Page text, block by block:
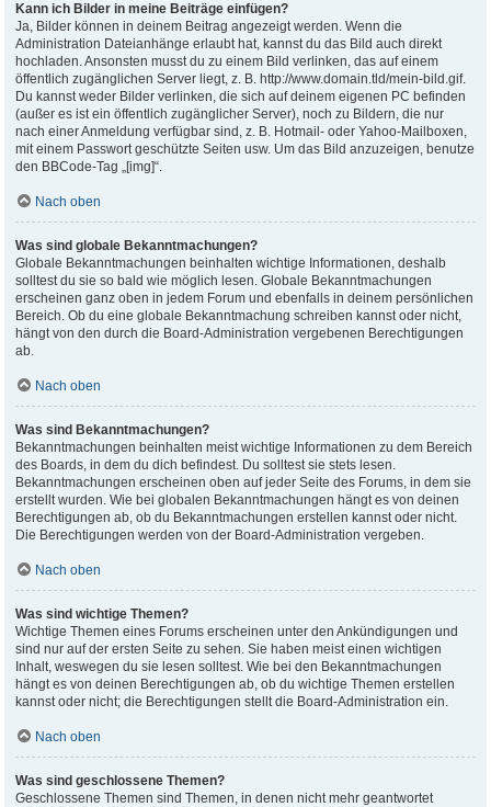
Kann ich Bilder in meine Beiträge einfügen?
Ja, Bilder können in deinem Beitrag angezeigt werden. Wenn die
Administration Dateianhänge erlaubt hat, kannst du das Bild auch direkt
hochladen. Ansonsten musst du zu einem Bild verlinken, das auf einem
öffentlich zugänglichen Server liegt, z. B. http://www.domain.tld/mein-bild.gif.
Du kannst weder Bilder verlinken, die sich auf deinem eigenen PC befinden
(außer es ist ein öffentlich zugänglicher Server), noch zu Bildern, die nur
nach einer Anmeldung verfügbar sind, z. B. Hotmail- oder Yahoo-Mailboxen,
mit einem Passwort geschützte Seiten usw. Um das Bild anzuzeigen, benutze
den BBCode-Tag „[img]“.
Nach oben
Was sind globale Bekanntmachungen?
Globale Bekanntmachungen beinhalten wichtige Informationen, deshalb
solltest du sie so bald wie möglich lesen. Globale Bekanntmachungen
erscheinen ganz oben in jedem Forum und ebenfalls in deinem persönlichen
Bereich. Ob du eine globale Bekanntmachung schreiben kannst oder nicht,
hängt von den durch die Board-Administration vergebenen Berechtigungen
ab.
Nach oben
Was sind Bekanntmachungen?
Bekanntmachungen beinhalten meist wichtige Informationen zu dem Bereich
des Boards, in dem du dich befindest. Du solltest sie stets lesen.
Bekanntmachungen erscheinen oben auf jeder Seite des Forums, in dem sie
erstellt wurden. Wie bei globalen Bekanntmachungen hängt es von deinen
Berechtigungen ab, ob du Bekanntmachungen erstellen kannst oder nicht.
Die Berechtigungen werden von der Board-Administration vergeben.
Nach oben
Was sind wichtige Themen?
Wichtige Themen eines Forums erscheinen unter den Ankündigungen und
sind nur auf der ersten Seite zu sehen. Sie haben meist einen wichtigen
Inhalt, weswegen du sie lesen solltest. Wie bei den Bekanntmachungen
hängt es von deinen Berechtigungen ab, ob du wichtige Themen erstellen
kannst oder nicht; die Berechtigungen stellt die Board-Administration ein.
Nach oben
Was sind geschlossene Themen?
Geschlossene Themen sind Themen, in denen nicht mehr geantwortet